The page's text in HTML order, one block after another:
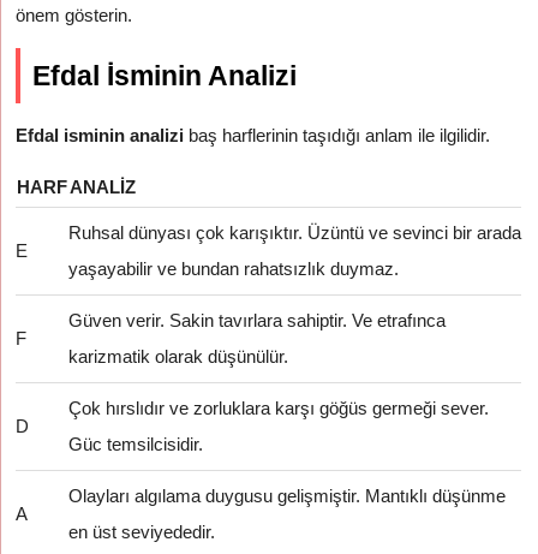
önem gösterin.
Efdal İsminin Analizi
Efdal isminin analizi baş harflerinin taşıdığı anlam ile ilgilidir.
HARFANALIZ
E
Ruhsal dünyası çok karışıktır. Üzüntü ve sevinci bir arada
yaşayabilir ve bundan rahatsızlık duymaz.
F
Güven verir. Sakin tavırlara sahiptir. Ve etrafınca
karizmatik olarak düşünülür.
D
Çok hırslıdır ve zorluklara karşı göğüs germeği sever.
Güc temsilcisidir.
A
Olayları algılama duygusu gelişmiştir. Mantıklı düşünme
en üst seviyededir.